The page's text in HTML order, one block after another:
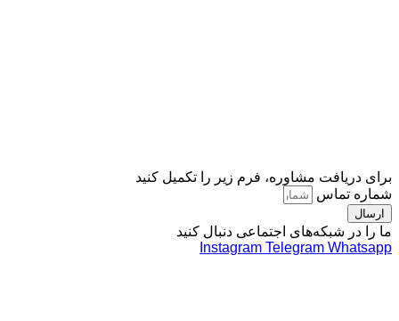
مشاوره، فرم زیر را تکمیل کنید
شبکه‌های اجتماعی دنبال کنید
Instagram Telegram